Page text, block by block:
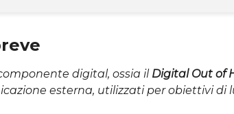
digital, ossia il Digital Out of
esterna, utilizzati per obiettivi di